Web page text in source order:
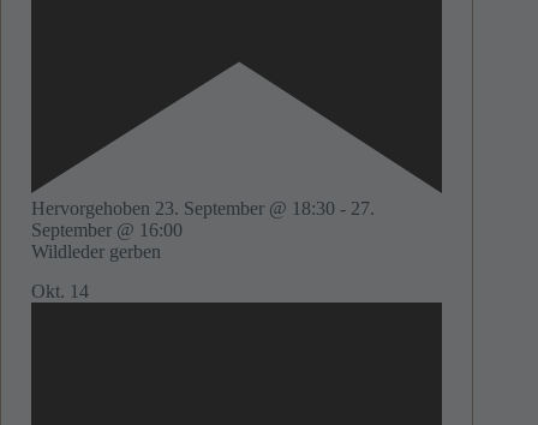
Hervorgehoben 23. September @ 18:30 - 27.
September @ 16:00
Wildleder gerben
Okt. 14